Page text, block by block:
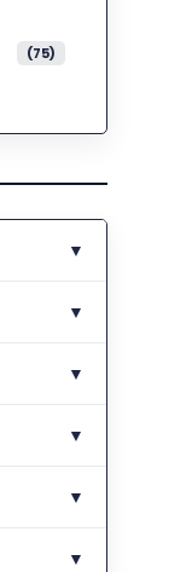
(75)
▼
▼
▼
▼
▼
▼